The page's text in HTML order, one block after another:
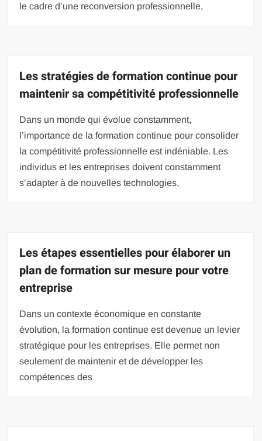
le cadre d’une reconversion professionnelle,
Les stratégies de formation continue pour
maintenir sa compétitivité professionnelle
Dans un monde qui évolue constamment,
l’importance de la formation continue pour consolider
la compétitivité professionnelle est indéniable. Les
individus et les entreprises doivent constamment
s’adapter à de nouvelles technologies,
Les étapes essentielles pour élaborer un
plan de formation sur mesure pour votre
entreprise
Dans un contexte économique en constante
évolution, la formation continue est devenue un levier
stratégique pour les entreprises. Elle permet non
seulement de maintenir et de développer les
compétences des